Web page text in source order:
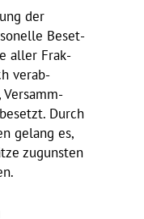
der
Beset­
aller Frak­
verab­
Versamm­
Durch
gelang es,
zugunsten